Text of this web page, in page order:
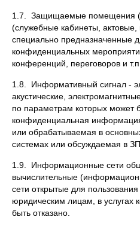
1.7. Защищаемые помещения
(служебные кабинеты, актовые,
специально предназначенные
конфиденциальных
конференций, переговоров и
1.8. Информативный сигнал -
акустические,
по параметрам которых может
конфиденциальная
или обрабатываемая в
системах или обсуждаемая в ЗП.
1.9. Информационные сети
вычислительные
сети открытые для
юридическим лицам, в услугах
быть отказано.